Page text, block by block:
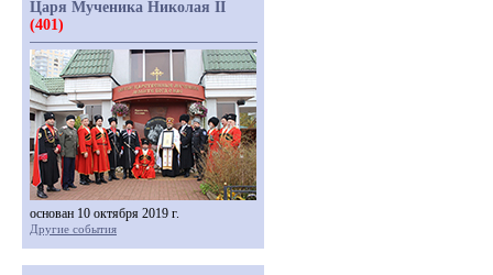
Царя Мученика Николая II
(401)
основан 10 октября 2019 г.
Другие события